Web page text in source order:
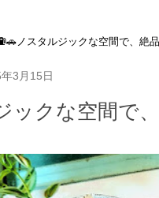
ノスタルジックな空間で、絶
3月15日
ックな空間で